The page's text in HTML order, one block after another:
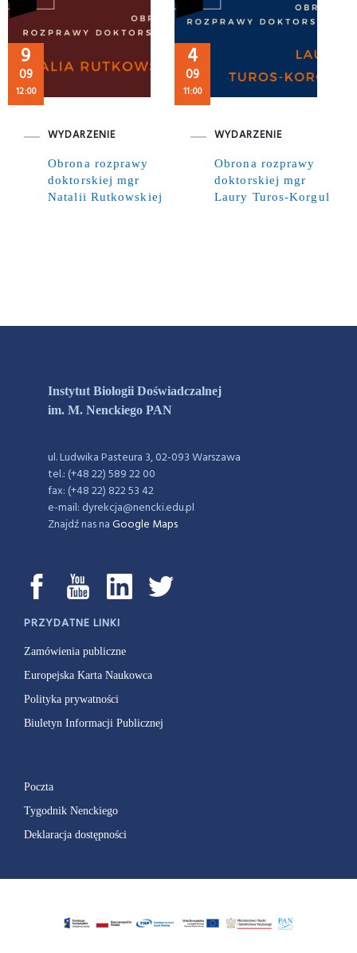
9
09
12:00
WYDARZENIE
Obrona rozprawy
doktorskiej mgr
Natalii Rutkowskiej
4
09
11:00
WYDARZENIE
Obrona rozprawy
doktorskiej mgr
Laury Turos-Korgul
Instytut Biologii Doświadczalnej
im. M. Nenckiego PAN
ul. Ludwika Pasteura 3, 02-093 Warszawa
tel.: (+48 22) 589 22 00
fax: (+48 22) 822 53 42
e-mail: dyrekcja@nencki.edu.pl
Znajdź nas naGoogle Maps
PRZYDATNE LINKI
Zamówienia publiczne
Europejska Karta Naukowca
Polityka prywatności
Biuletyn Informacji Publicznej
Poczta
Tygodnik Nenckiego
Deklaracja dostępności